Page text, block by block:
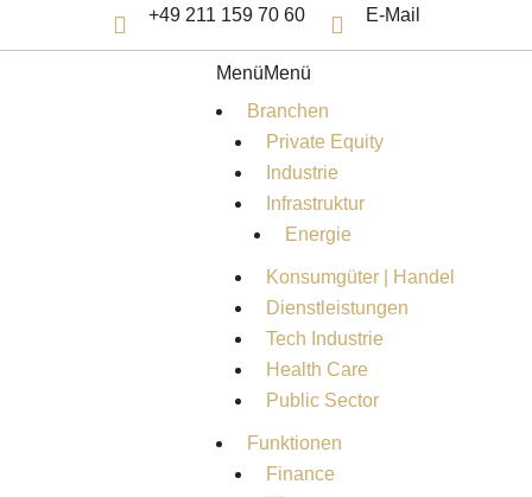
Zum Inhalt springen
 +49 211 159 70 60  E-Mail
MenüMenü
Branchen
Private Equity
Industrie
Infrastruktur
Energie
Konsumgüter | Handel
Dienstleistungen
Tech Industrie
Health Care
Public Sector
Funktionen
Finance